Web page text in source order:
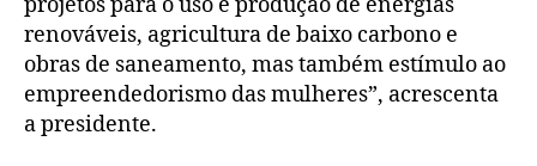
renováveis, agricultura de baixo carbono e
obras de saneamento, mas também estímulo ao
empreendedorismo das mulheres”, acrescenta
a presidente.